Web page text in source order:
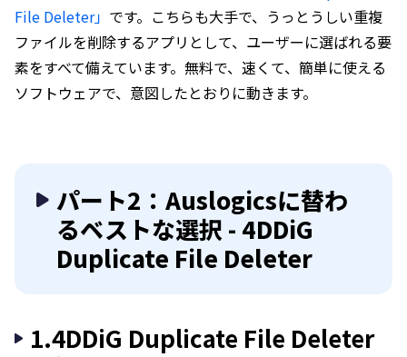
File Deleter」 です。こちらも大手で、うっとうしい重複
ファイルを削除するアプリとして、ユーザーに選ばれる要
素をすべて備えています。無料で、速くて、簡単に使える
ソフトウェアで、意図したとおりに動きます。
パート2：Auslogicsに替わ
るベストな選択 - 4DDiG
Duplicate File Deleter
1.4DDiG Duplicate File Deleter